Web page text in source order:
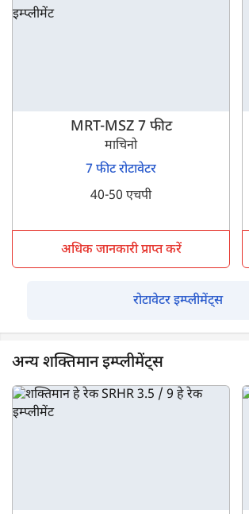
MRT-MSZ 7 फीट
माचिनो
7 फीट रोटावेटर
40-50 एचपी
अधिक जानकारी प्राप्त करें
रोटावेटर इम्प्लीमेंट्स
अन्य शक्तिमान इम्प्लीमेंट्स